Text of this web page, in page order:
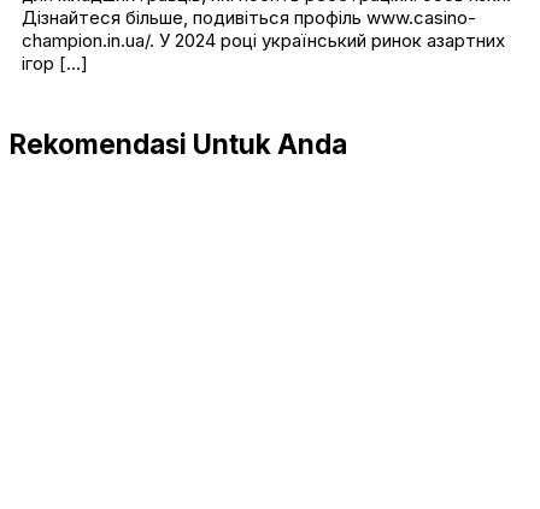
Дізнайтеся більше, подивіться профіль www.casino-
champion.in.ua/. У 2024 році український ринок азартних
ігор […]
Rekomendasi Untuk Anda